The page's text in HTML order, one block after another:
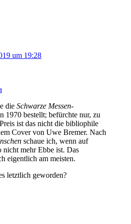
um 19:28
die Schwarze Messen-
1970 bestellt; befürchte nur, zu
ist das nicht die bibliophile
Cover von Uwe Bremer. Nach
schaue ich, wenn auf
nicht mehr Ebbe ist. Das
eigentlich am meisten.
letztlich geworden?